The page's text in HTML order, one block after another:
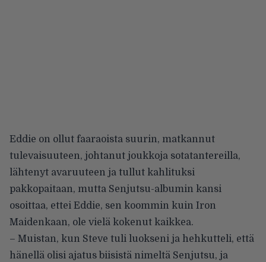
Eddie on ollut faaraoista suurin, matkannut
tulevaisuuteen, johtanut joukkoja sotatantereilla,
lähtenyt avaruuteen ja tullut kahlituksi
pakkopaitaan, mutta Senjutsu-albumin kansi
osoittaa, ettei Eddie, sen koommin kuin Iron
Maidenkaan, ole vielä kokenut kaikkea.
– Muistan, kun Steve tuli luokseni ja hehkutteli, että
hänellä olisi ajatus biisistä nimeltä Senjutsu, ja